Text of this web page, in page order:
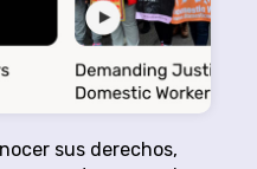
sus derechos,